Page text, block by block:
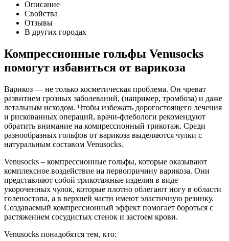
Описание
Свойства
Отзывы
В других городах
Компрессионные гольфы Venusocks
помогут избавиться от варикоза
Варикоз — не только косметическая проблема. Он чреват
развитием грозных заболеваний, (например, тромбоза) и даже
летальным исходом. Чтобы избежать дорогостоящего лечения
и рискованных операций, врачи-флебологи рекомендуют
обратить внимание на компрессионный трикотаж. Среди
разнообразных гольфов от варикоза выделяются чулки с
натуральным составом Venusocks.
Venusocks – компрессионные гольфы, которые оказывают
комплексное воздействие на первопричину варикоза. Они
представляют собой трикотажные изделия в виде
укороченных чулок, которые плотно облегают ногу в области
голеностопа, а в верхней части имеют эластичную резинку.
Создаваемый компрессионный эффект помогает бороться с
растяжением сосудистых стенок и застоем крови.
Venusocks понадобятся тем, кто: